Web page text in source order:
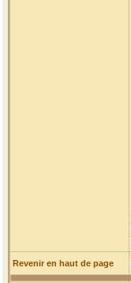
Revenir en haut de page